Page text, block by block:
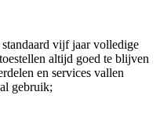
vijf jaar volledige
altijd goed te blijven
en services vallen
gebruik;